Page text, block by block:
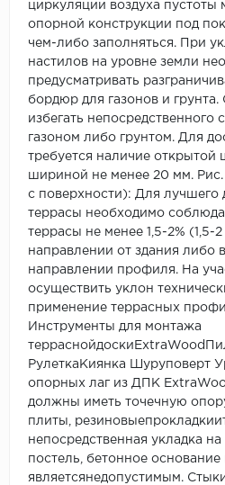
циркуляции воздуха
опорной конструкции под
чем-либо заполняться. При
настилов на уровне земли
предусматривать
бордюр для газонов и грунта.
избегать непосредственного
газоном либо грунтом. Для
требуется наличие открытой
шириной не менее 20 мм.
с поверхности): Для
террасы необходимо
террасы не менее 1,5-2% (1,5-
направлении от здания либо
направлении профиля. На
осуществить уклон
применение террасных
Инструменты для монтажа
РулеткаКиянка Шуруповерт
опорных лаг из ДПК
должны иметь точечную
плиты,
непосредственная укладка
постель, бетонное основание
являетсянедопустимым.